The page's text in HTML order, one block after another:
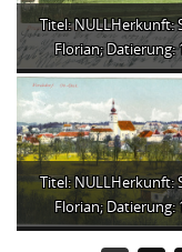
Titel: NULLHerkunft:
Florian; Datierung:
Titel: NULLHerkunft:
Florian; Datierung: